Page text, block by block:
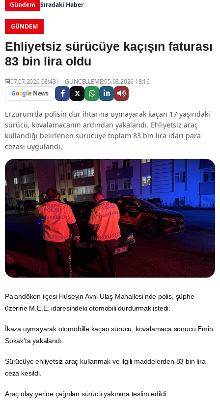
Gündem Sıradaki Haber
GÜNDEM
Ehliyetsiz sürücüye kaçışın faturası
83 bin lira oldu
07.07.2026 08:43
GÜNCELLEME:05.08.2026 18:16
Google News X
Erzurum'da polisin dur ihtarına uymayarak kaçan 17 yaşındaki
sürücü, kovalamacanın ardından yakalandı. Ehliyetsiz araç
kullandığı belirlenen sürücüye toplam 83 bin lira idari para
cezası uygulandı.
Palandöken ilçesi Hüseyin Avni Ulaş Mahallesi'nde polis, şüphe
üzerine M.E.E. idaresindeki otomobili durdurmak istedi.
İkaza uymayarak otomobille kaçan sürücü, kovalamaca sonucu Emin
Sokak'ta yakalandı.
Sürücüye ehliyetsiz araç kullanmak ve ilgili maddelerden 83 bin lira
ceza kesildi.
Araç olay yerine çağrılan sürücü yakınına teslim edildi.